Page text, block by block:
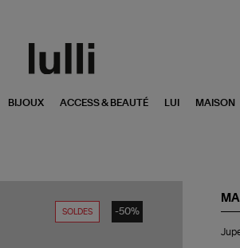
BIJOUX ACCESS & BEAUTÉ LUI MAISON
SOLDES -50%